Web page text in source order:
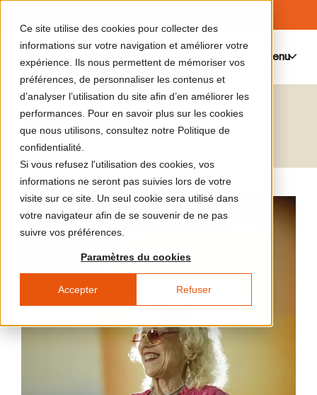
Ce site utilise des cookies pour collecter des
informations sur votre navigation et améliorer votre
expérience. Ils nous permettent de mémoriser vos
préférences, de personnaliser les contenus et
d’analyser l’utilisation du site afin d’en améliorer les
performances. Pour en savoir plus sur les cookies
que nous utilisons, consultez notre Politique de
confidentialité.
Si vous refusez l'utilisation des cookies, vos
informations ne seront pas suivies lors de votre
visite sur ce site. Un seul cookie sera utilisé dans
votre navigateur afin de se souvenir de ne pas
suivre vos préférences.
Paramètres du cookies
Accepter Refuser
Menu
Judy Chicago